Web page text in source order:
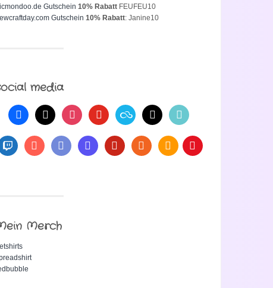
Gutschein 10% RabattFEUFEU10
Gutschein 10% Rabatt: Janine10
media
Merch